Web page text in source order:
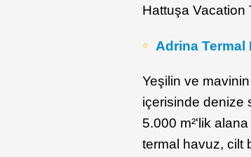
Hattuşa Vacation
Adrina Termal
Yeşilin ve
içerisinde denize
5.000 m²'lik
termal havuz, cilt